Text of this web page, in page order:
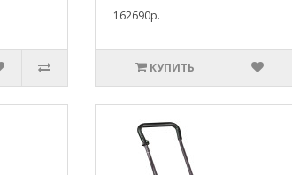
162690р.
КУПИТЬ